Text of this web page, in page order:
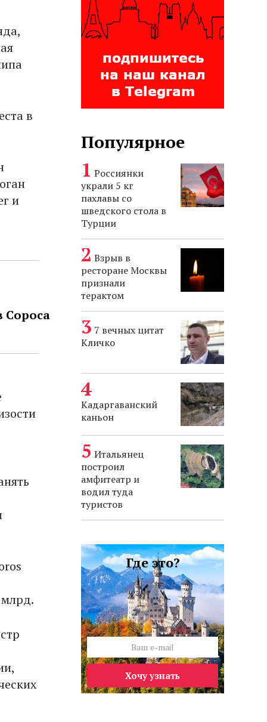
в
и
Сороса
млрд.
Популярное
Россиянки
украли 5 кг
пахлавы со
шведского стола в
Турции
Взрыв в
ресторане Москвы
признали
терактом
7 вечных цитат
Кличко
Кадаргаванский
каньон
Итальянец
построил
амфитеатр и
водил туда
туристов
Где это?
Хочу узнать